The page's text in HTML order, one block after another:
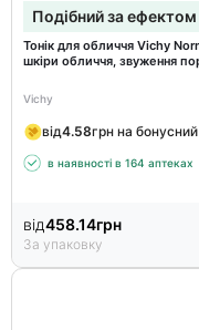
Подібний за ефектом
Тонік для обличчя Vichy
шкіри обличчя, звуження
Vichy
від4.58грн на
в наявності в 164 аптеках
від458.14грн
За упаковку